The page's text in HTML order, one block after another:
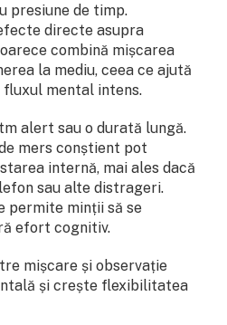
presiune de timp.
directe asupra
combină mișcarea
la mediu, ceea ce ajută
mental intens.
alert sau o durată lungă.
mers conștient pot
internă, mai ales dacă
sau alte distrageri.
permite minții să se
efort cognitiv.
mișcare și observație
și crește flexibilitatea